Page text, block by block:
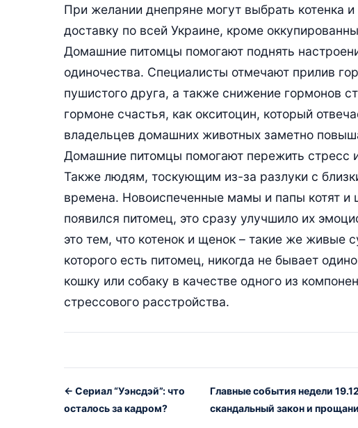
При желании днепряне могут выбрать котенка
доставку по всей Украине, кроме
Домашние питомцы помогают поднять
одиночества. Специалисты отмечают прилив
пушистого друга, а также снижение гормонов
гормоне счастья, как окситоцин, который
владельцев домашних животных заметно
Домашние питомцы помогают пережить стресс
Также людям, тоскующим из-за разлуки с
времена. Новоиспеченные мамы и папы котят и
появился питомец, это сразу улучшило их
это тем, что котенок и щенок – такие же живые
которого есть питомец, никогда не бывает
кошку или собаку в качестве одного из
стрессового расстройства.
← Сериал “Уэнсдэй”: что
осталось за кадром?
Главные события недели
скандальный закон и